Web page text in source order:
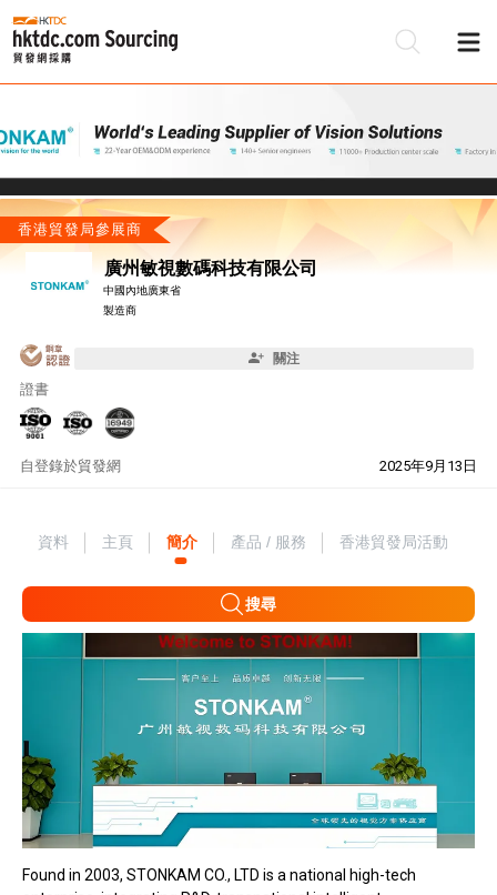
香港貿發局參展商
廣州敏視數碼科技有限公司
中國內地廣東省
製造商
關注
證書
自 2025年9月13日
登錄於貿發網
資料 主頁 簡介 產品 / 服務 香港貿發局活動
搜尋
Found in 2003, STONKAM CO., LTD is a national high-tech